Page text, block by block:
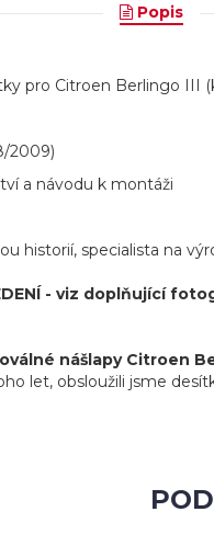
Popis
pro Citroen Berlingo III
2009)
a návodu k montáži
historií, specialista na
- viz doplňující
nášlapy Citroen
let, obsloužili jsme